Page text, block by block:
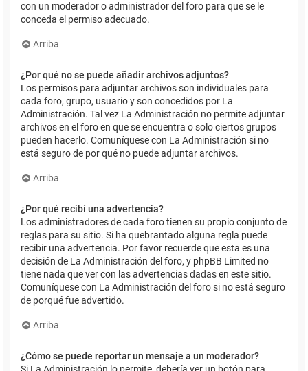
con un moderador o administrador del foro para que se le
conceda el permiso adecuado.
Arriba
¿Por qué no se puede añadir archivos adjuntos?
Los permisos para adjuntar archivos son individuales para
cada foro, grupo, usuario y son concedidos por La
Administración. Tal vez La Administración no permite adjuntar
archivos en el foro en que se encuentra o solo ciertos grupos
pueden hacerlo. Comuníquese con La Administración si no
está seguro de por qué no puede adjuntar archivos.
Arriba
¿Por qué recibí una advertencia?
Los administradores de cada foro tienen su propio conjunto de
reglas para su sitio. Si ha quebrantado alguna regla puede
recibir una advertencia. Por favor recuerde que esta es una
decisión de La Administración del foro, y phpBB Limited no
tiene nada que ver con las advertencias dadas en este sitio.
Comuníquese con La Administración del foro si no está seguro
de porqué fue advertido.
Arriba
¿Cómo se puede reportar un mensaje a un moderador?